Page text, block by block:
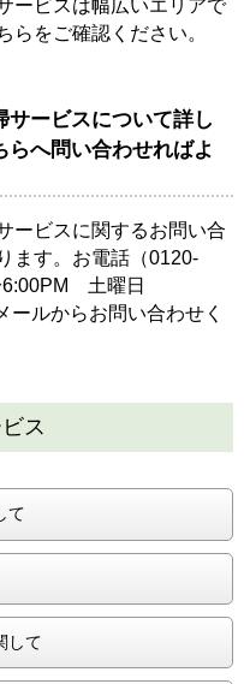
ービスは幅広いエリアで
ら をご確認ください。
ービスについて詳し
らへ問い合わせればよ
ービスに関するお問い合
ます。お電話（0120-
土曜日
ールからお問い合わせく
ス
て
して